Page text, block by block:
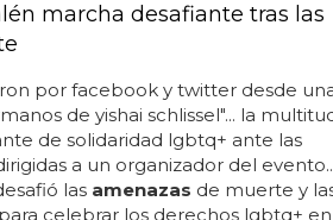
marcha desafiante tras las
por facebook y twitter desde
de yishai schlissel"... la
de solidaridad lgbtq+ ante las
a un organizador del
las amenazas de muerte y
celebrar los derechos lgbtq+ en